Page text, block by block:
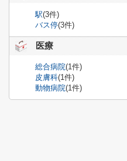
駅(3件)
バス停(3件)
医療
総合病院(1件)
皮膚科(1件)
動物病院(1件)